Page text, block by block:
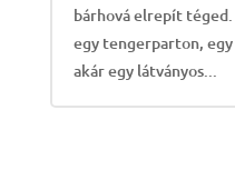
bárhová elrepít téged.
egy tengerparton,
akár egy látványos...